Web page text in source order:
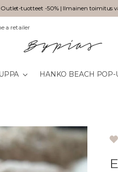
tuotteet -50% | Ilmainen toimitus
a retailer
HANKO BEACH POP-